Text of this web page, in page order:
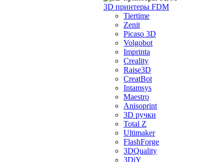
3D принтеры FDM
Tiertime
Zenit
Picaso 3D
Volgobot
Imprinta
Creality
Raise3D
CreatBot
Intamsys
Maestro
Anisoprint
3D ручки
Total Z
Ultimaker
FlashForge
3DQuality
3DiY